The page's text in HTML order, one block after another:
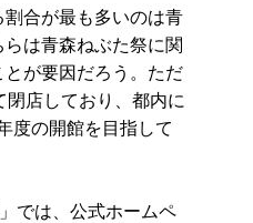
合が最も多いのは青
は青森ねぶた祭に関
が要因だろう。ただ
店しており、都内に
度の開館を目指して
では、公式ホームペ